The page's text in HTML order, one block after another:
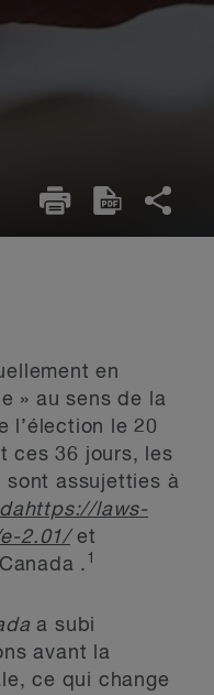
en
» au sens de la
l’élection le 20
ces 36 jours, les
sont assujetties à
laws-
2.01/et
. 1
a subi
avant la
ce qui change